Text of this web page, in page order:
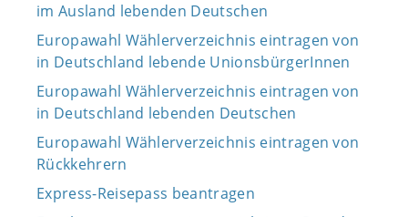
im Ausland lebenden Deutschen
Europawahl Wählerverzeichnis eintragen von
in Deutschland lebende UnionsbürgerInnen
Europawahl Wählerverzeichnis eintragen von
in Deutschland lebenden Deutschen
Europawahl Wählerverzeichnis eintragen von
Rückkehrern
Express-Reisepass beantragen